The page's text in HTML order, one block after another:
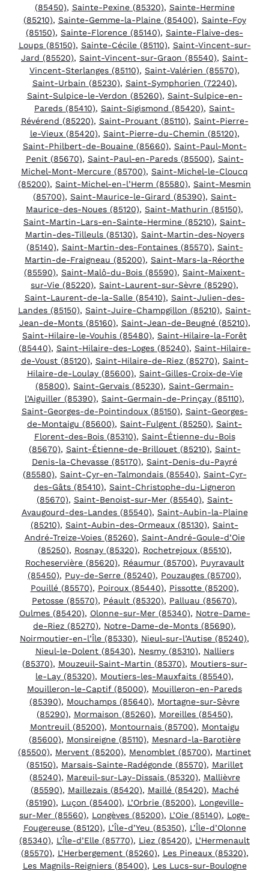
(85450), Sainte-Pexine (85320), Sainte-Hermine
(85210), Sainte-Gemme-la-Plaine (85400), Sainte-Foy
(85150), Sainte-Florence (85140), Sainte-Flaive-des-
Loups (85150), Sainte-Cécile (85110), Saint-Vincent-sur-
Jard (85520), Saint-Vincent-sur-Graon (85540), Saint-
Vincent-Sterlanges (85110), Saint-Valérien (85570),
Saint-Urbain (85230), Saint-Symphorien (72240),
Saint-Sulpice-le-Verdon (85260), Saint-Sulpice-en-
Pareds (85410), Saint-Sigismond (85420), Saint-
Révérend (85220), Saint-Prouant (85110), Saint-Pierre-
le-Vieux (85420), Saint-Pierre-du-Chemin (85120),
Saint-Philbert-de-Bouaine (85660), Saint-Paul-Mont-
Penit (85670), Saint-Paul-en-Pareds (85500), Saint-
Michel-Mont-Mercure (85700), Saint-Michel-le-Cloucq
(85200), Saint-Michel-en-l’Herm (85580), Saint-Mesmin
(85700), Saint-Maurice-le-Girard (85390), Saint-
Maurice-des-Noues (85120), Saint-Mathurin (85150),
Saint-Martin-Lars-en-Sainte-Hermine (85210), Saint-
Martin-des-Tilleuls (85130), Saint-Martin-des-Noyers
(85140), Saint-Martin-des-Fontaines (85570), Saint-
Martin-de-Fraigneau (85200), Saint-Mars-la-Réorthe
(85590), Saint-Malô-du-Bois (85590), Saint-Maixent-
sur-Vie (85220), Saint-Laurent-sur-Sèvre (85290),
Saint-Laurent-de-la-Salle (85410), Saint-Julien-des-
Landes (85150), Saint-Juire-Champgillon (85210), Saint-
Jean-de-Monts (85160), Saint-Jean-de-Beugné (85210),
Saint-Hilaire-le-Vouhis (85480), Saint-Hilaire-la-Forêt
(85440), Saint-Hilaire-des-Loges (85240), Saint-Hilaire-
de-Voust (85120), Saint-Hilaire-de-Riez (85270), Saint-
Hilaire-de-Loulay (85600), Saint-Gilles-Croix-de-Vie
(85800), Saint-Gervais (85230), Saint-Germain-
l’Aiguiller (85390), Saint-Germain-de-Prinçay (85110),
Saint-Georges-de-Pointindoux (85150), Saint-Georges-
de-Montaigu (85600), Saint-Fulgent (85250), Saint-
Florent-des-Bois (85310), Saint-Étienne-du-Bois
(85670), Saint-Étienne-de-Brillouet (85210), Saint-
Denis-la-Chevasse (85170), Saint-Denis-du-Payré
(85580), Saint-Cyr-en-Talmondais (85540), Saint-Cyr-
des-Gâts (85410), Saint-Christophe-du-Ligneron
(85670), Saint-Benoist-sur-Mer (85540), Saint-
Avaugourd-des-Landes (85540), Saint-Aubin-la-Plaine
(85210), Saint-Aubin-des-Ormeaux (85130), Saint-
André-Treize-Voies (85260), Saint-André-Goule-d’Oie
(85250), Rosnay (85320), Rochetrejoux (85510),
Rocheservière (85620), Réaumur (85700), Puyravault
(85450), Puy-de-Serre (85240), Pouzauges (85700),
Pouillé (85570), Poiroux (85440), Pissotte (85200),
Petosse (85570), Péault (85320), Palluau (85670),
Oulmes (85420), Olonne-sur-Mer (85340), Notre-Dame-
de-Riez (85270), Notre-Dame-de-Monts (85690),
Noirmoutier-en-l’Île (85330), Nieul-sur-l’Autise (85240),
Nieul-le-Dolent (85430), Nesmy (85310), Nalliers
(85370), Mouzeuil-Saint-Martin (85370), Moutiers-sur-
le-Lay (85320), Moutiers-les-Mauxfaits (85540),
Mouilleron-le-Captif (85000), Mouilleron-en-Pareds
(85390), Mouchamps (85640), Mortagne-sur-Sèvre
(85290), Mormaison (85260), Moreilles (85450),
Montreuil (85200), Montournais (85700), Montaigu
(85600), Monsireigne (85110), Mesnard-la-Barotière
(85500), Mervent (85200), Menomblet (85700), Martinet
(85150), Marsais-Sainte-Radégonde (85570), Marillet
(85240), Mareuil-sur-Lay-Dissais (85320), Mallièvre
(85590), Maillezais (85420), Maillé (85420), Maché
(85190), Luçon (85400), L’Orbrie (85200), Longeville-
sur-Mer (85560), Longèves (85200), L’Oie (85140), Loge-
Fougereuse (85120), L’Île-d’Yeu (85350), L’Île-d’Olonne
(85340), L’Île-d’Elle (85770), Liez (85420), L’Hermenault
(85570), L’Herbergement (85260), Les Pineaux (85320),
Les Magnils-Reigniers (85400), Les Lucs-sur-Boulogne